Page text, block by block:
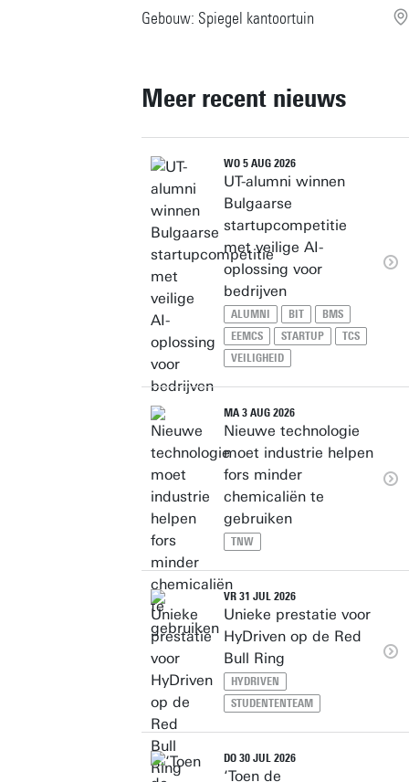
Gebouw: Spiegel kantoortuin
Meer recent nieuws
WO 5 AUG 2026
UT-alumni winnen
Bulgaarse
startupcompetitie
met veilige AI-
oplossing voor
bedrijven
ALUMNI BIT
BMS
EEMCS
STARTUP
TCS
VEILIGHEID
MA 3 AUG 2026
Nieuwe technologie
moet industrie helpen
fors minder
chemicaliën te
gebruiken
TNW
VR 31 JUL 2026
Unieke prestatie voor
HyDriven op de Red
Bull Ring
HYDRIVEN
STUDENTENTEAM
DO 30 JUL 2026
‘Toen de